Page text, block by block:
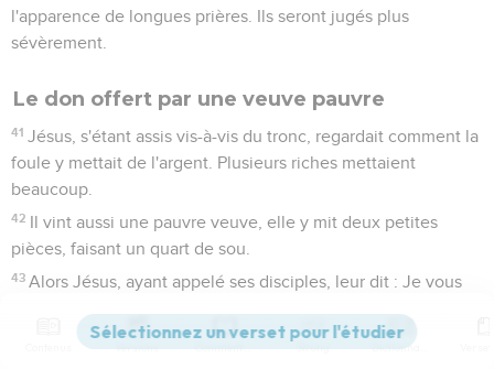
l'apparence de longues prières. Ils seront jugés plus
sévèrement.
Le don offert par une veuve pauvre
41 Jésus, s'étant assis vis-à-vis du tronc, regardait comment la
foule y mettait de l'argent. Plusieurs riches mettaient
beaucoup.
42 Il vint aussi une pauvre veuve, elle y mit deux petites
pièces, faisant un quart de sou.
43 Alors Jésus, ayant appelé ses disciples, leur dit : Je vous
de ceux qui ont mis dans le tronc ;
Versions Commentaires Strong